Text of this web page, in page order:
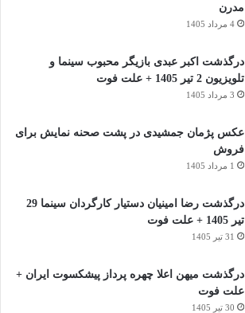
مدرن
4 مرداد 1405
درگذشت اکبر عبدی بازیگر محبوب سینما و
تلویزیون 2 تیر 1405 + علت فوت
3 مرداد 1405
عکس پژمان جمشیدی در پشت صحنه نمایش برای
فروش
1 مرداد 1405
درگذشت رضا امینیان دستیار کارگردان سینما 29
تیر 1405 + علت فوت
31 تیر 1405
درگذشت میهن اعلا چهره پرداز پیشکسوت ایران +
علت فوت
30 تیر 1405